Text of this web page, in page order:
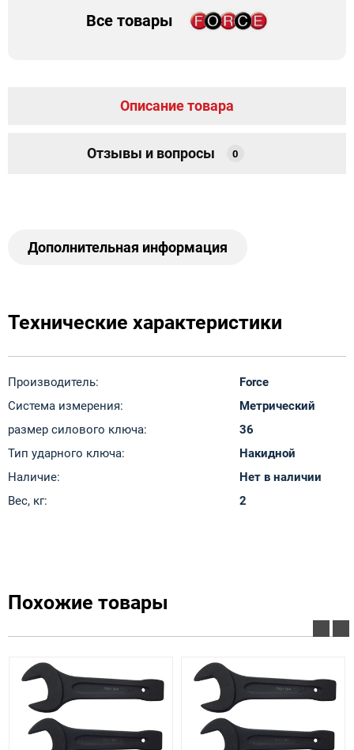
Все товары
Описание товара
Отзывы и вопросы 0
Дополнительная информация
Технические характеристики
Производитель:
Force
Система измерения:
Метрический
размер силового ключа:
36
Тип ударного ключа:
Накидной
Наличие:
Нет в наличии
Вес, кг:
2
Похожие товары